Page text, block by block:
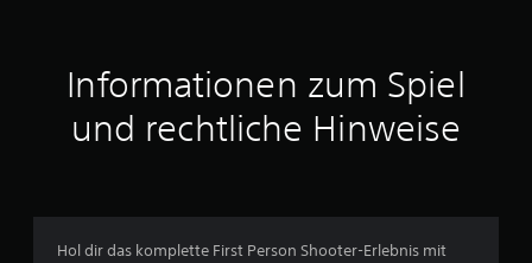
u
s
8
Informationen zum Spiel
und rechtliche Hinweise
Hol dir das komplette First Person Shooter-Erlebnis mit